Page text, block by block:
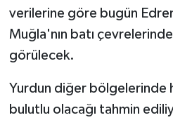
verilerine göre bugün
Muğla'nın batı
görülecek.
Yurdun diğer bölgelerinde
bulutlu olacağı tahmin
YAŞAM